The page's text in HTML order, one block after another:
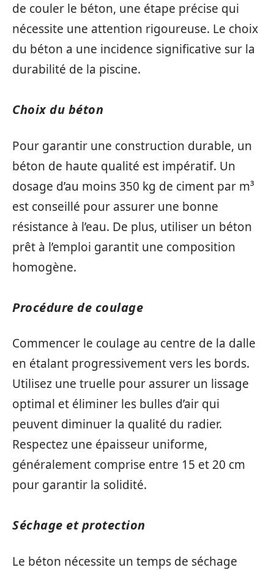
de couler le béton, une étape précise qui
nécessite une attention rigoureuse. Le choix
du béton a une incidence significative sur la
durabilité de la piscine.
Choix du béton
Pour garantir une construction durable, un
béton de haute qualité est impératif. Un
dosage d’au moins 350 kg de ciment par m³
est conseillé pour assurer une bonne
résistance à l’eau. De plus, utiliser un béton
prêt à l’emploi garantit une composition
homogène.
Procédure de coulage
Commencer le coulage au centre de la dalle
en étalant progressivement vers les bords.
Utilisez une truelle pour assurer un lissage
optimal et éliminer les bulles d’air qui
peuvent diminuer la qualité du radier.
Respectez une épaisseur uniforme,
généralement comprise entre 15 et 20 cm
pour garantir la solidité.
Séchage et protection
Le béton nécessite un temps de séchage